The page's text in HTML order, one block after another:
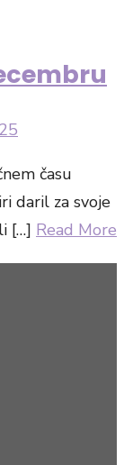
času
daril za svoje
[…] Read More